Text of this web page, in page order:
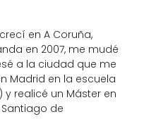
en A Coruña,
en 2007, me mudé
a la ciudad que me
Madrid en la escuela
y realicé un Máster en
de